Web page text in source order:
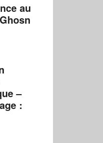
au
–
: